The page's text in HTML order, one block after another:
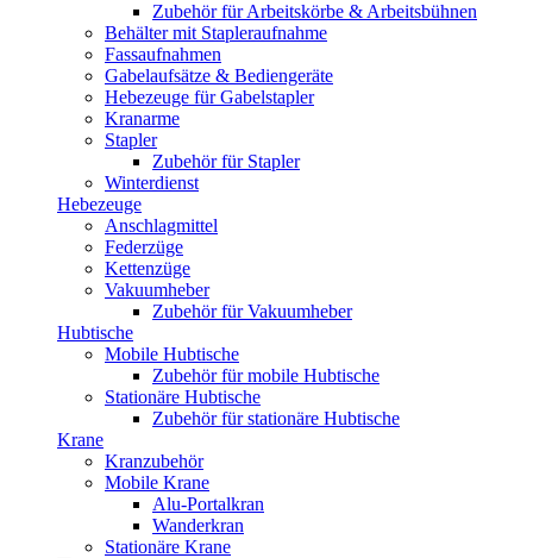
Zubehör für Arbeitskörbe & Arbeitsbühnen
Behälter mit Stapleraufnahme
Fassaufnahmen
Gabelaufsätze & Bediengeräte
Hebezeuge für Gabelstapler
Kranarme
Stapler
Zubehör für Stapler
Winterdienst
Hebezeuge
Anschlagmittel
Federzüge
Kettenzüge
Vakuumheber
Zubehör für Vakuumheber
Hubtische
Mobile Hubtische
Zubehör für mobile Hubtische
Stationäre Hubtische
Zubehör für stationäre Hubtische
Krane
Kranzubehör
Mobile Krane
Alu-Portalkran
Wanderkran
Stationäre Krane